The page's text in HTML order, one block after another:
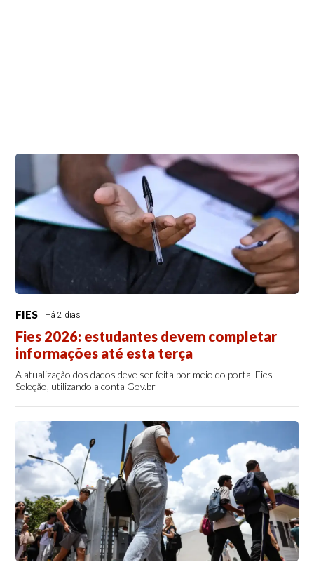
FIES Há 2 dias
Fies 2026: estudantes devem completar
informações até esta terça
A atualização dos dados deve ser feita por meio do portal Fies
Seleção, utilizando a conta Gov.br